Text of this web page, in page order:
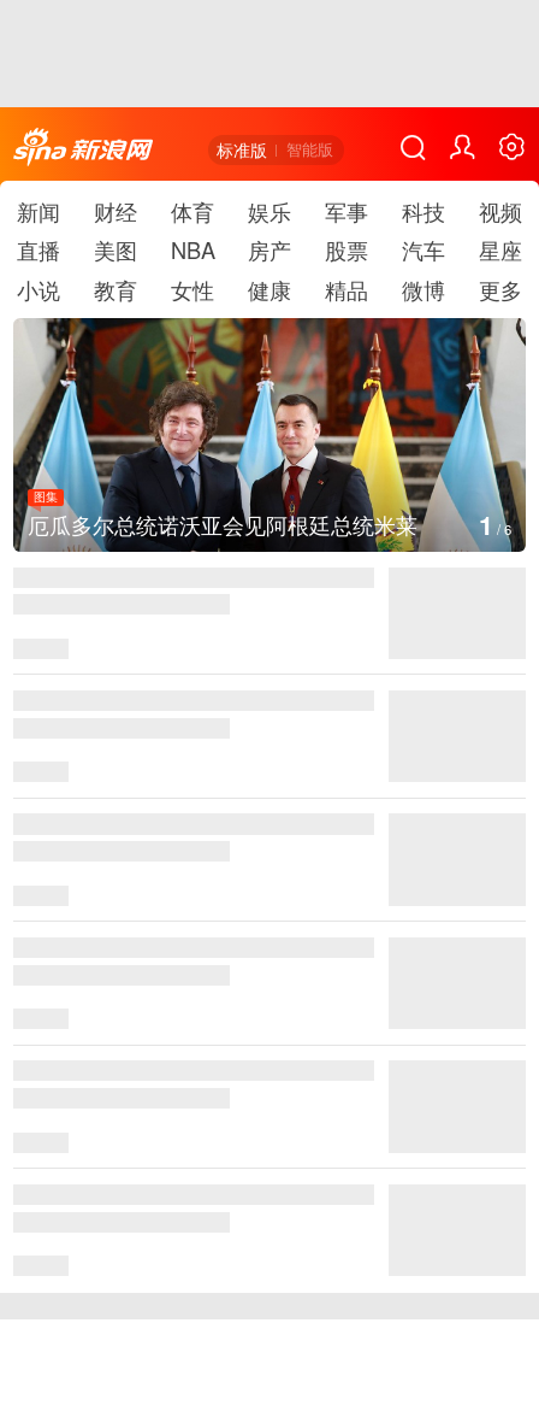
标准版 智能版
新闻 财经 体育 娱乐 军事 科技
视频
直播
美图 NBA 房产 股票 汽车
星座
小说
教育 女性 健康 精品 微博 更多
图集
厄瓜多尔总统诺沃亚会见阿根廷总统米莱 1/6